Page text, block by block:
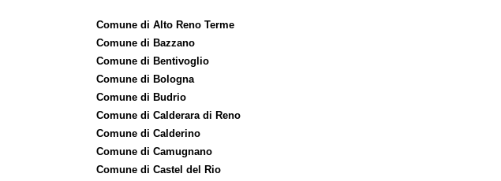
Comune di Alto Reno Terme
Comune di Bazzano
Comune di Bentivoglio
Comune di Bologna
Comune di Budrio
Comune di Calderara di Reno
Comune di Calderino
Comune di Camugnano
Comune di Castel del Rio